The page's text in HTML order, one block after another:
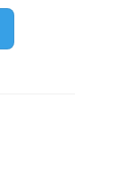
giá